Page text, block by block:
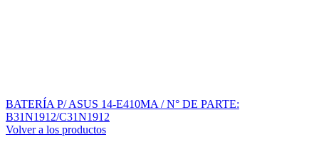
BATERÍA P/ ASUS 14-E410MA / N° DE PARTE:
B31N1912/C31N1912
Volver a los productos